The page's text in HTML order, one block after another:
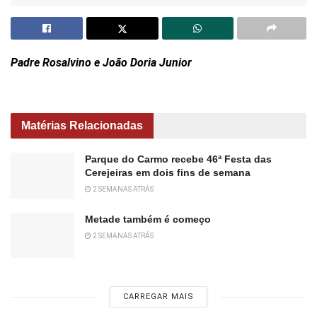
Padre Rosalvino e João Doria Junior
Matérias Relacionadas
Parque do Carmo recebe 46ª Festa das
Cerejeiras em dois fins de semana
2 SEMANAS ATRÁS
Metade também é começo
2 SEMANAS ATRÁS
CARREGAR MAIS